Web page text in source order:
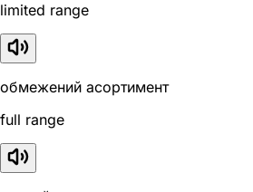
limited range
обмежений асортимент
full range